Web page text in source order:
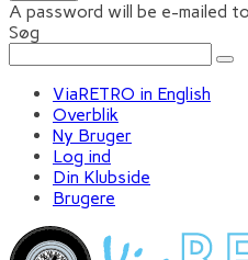
A password will be e-mailed
Søg
ViaRETRO in English
Overblik
Ny Bruger
Log ind
Din Klubside
Brugere